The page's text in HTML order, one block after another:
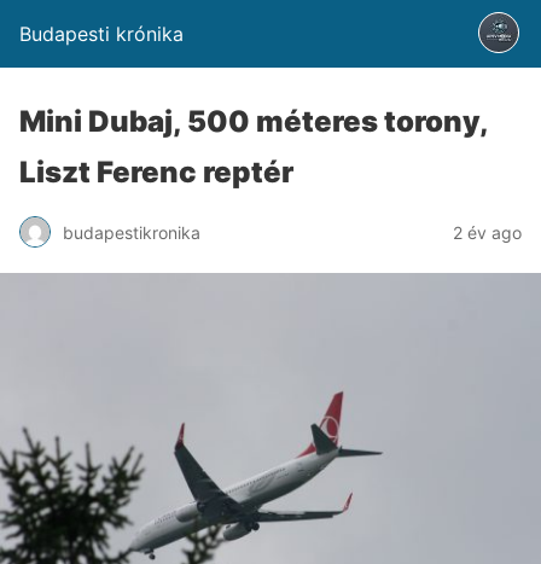
Budapesti krónika
Mini Dubaj, 500 méteres torony,
Liszt Ferenc reptér
budapestikronika 2 év ago